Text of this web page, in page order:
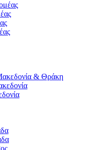
& Θράκη